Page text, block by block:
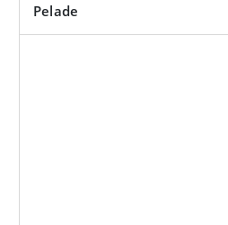
Pelade